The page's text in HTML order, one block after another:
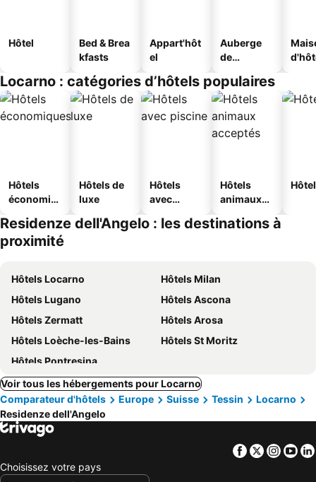
Hôtel
Bed & Brea
kfasts
Appart'hôt
el
Auberge
de
Locarno : catégories d’hôtels populaires
Hôtels
économiq
Hôtels de
luxe
Hôtels
avec
Hôtels
animaux
Residenze dell'Angelo : les destinations à
proximité
Hôtels Locarno
Hôtels Milan
Hôtels Lugano
Hôtels Ascona
Hôtels Zermatt
Hôtels Arosa
Hôtels Loèche-les-Bains
Hôtels St Moritz
Hôtels Pontresina
Voir tous les hébergements pour Locarno
Comparateur d'hôtels
Europe Suisse Tessin
Locarno
Residenze dell'Angelo
Facebook
Twitter
Choisissez votre pays